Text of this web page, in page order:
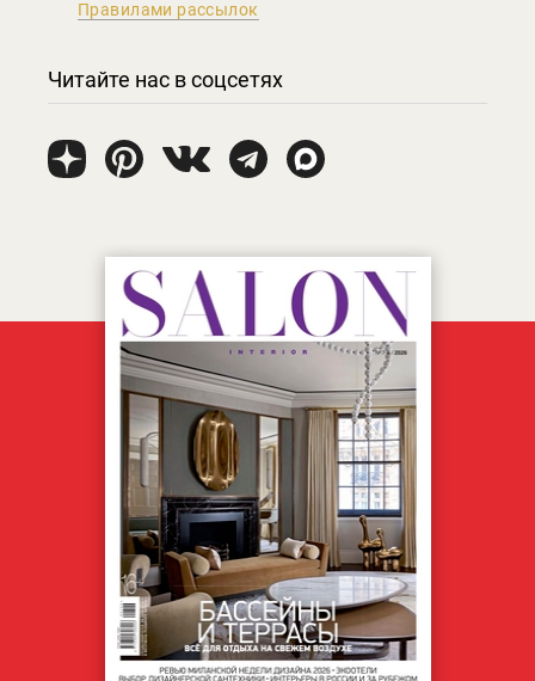
Правилами рассылок
Читайте нас в соцсетях